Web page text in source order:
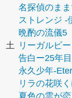
名探偵のま
ストレンジ -
晩酌の流儀
土
リーガルビー
告白ー25年
永久少年-
リラの花咲
夏色の雲が